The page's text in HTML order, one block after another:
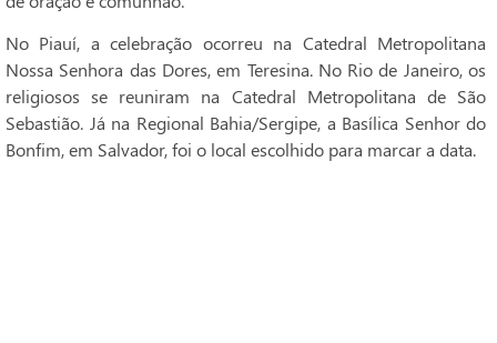
No Piauí, a celebração ocorreu na Catedral Metropolitana
Nossa Senhora das Dores, em Teresina. No Rio de Janeiro, os
religiosos se reuniram na Catedral Metropolitana de São
Sebastião. Já na Regional Bahia/Sergipe, a Basílica Senhor do
Bonfim, em Salvador, foi o local escolhido para marcar a data.